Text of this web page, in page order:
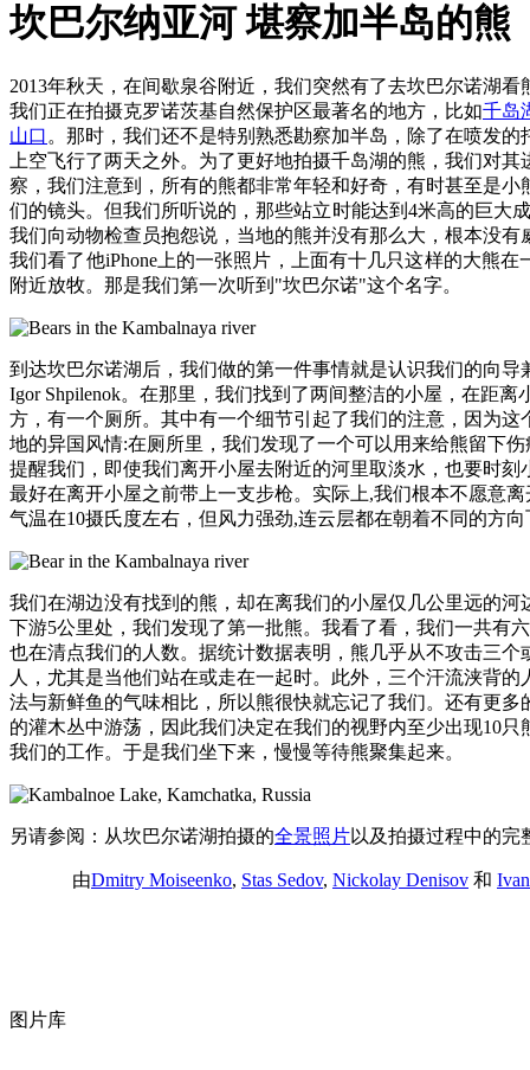
坎巴尔纳亚河 堪察加半岛的熊
2013年秋天，在间歇泉谷附近，我们突然有了去坎巴尔诺湖看
我们正在拍摄克罗诺茨基自然保护区最著名的地方，比如千岛
山口 。那时，我们还不是特别熟悉勘察加半岛，除了在喷发的
上空飞行了两天之外。为了更好地拍摄千岛湖的熊，我们对其
察，我们注意到，所有的熊都非常年轻和好奇，有时甚至是小
们的镜头。但我们所听说的，那些站立时能达到4米高的巨大
我们向动物检查员抱怨说，当地的熊并没有那么大，根本没有
我们看了他iPhone上的一张照片，上面有十几只这样的大熊在
附近放牧。那是我们第一次听到"坎巴尔诺"这个名字。
到达坎巴尔诺湖后，我们做的第一件事情就是认识我们的向导
Igor Shpilenok。在那里，我们找到了两间整洁的小屋，在距离
方，有一个厕所。其中有一个细节引起了我们的注意，因为这
地的异国风情:在厕所里，我们发现了一个可以用来给熊留下伤
提醒我们，即使我们离开小屋去附近的河里取淡水，也要时刻
最好在离开小屋之前带上一支步枪。实际上,我们根本不愿意
气温在10摄氏度左右，但风力强劲,连云层都在朝着不同的方向
我们在湖边没有找到的熊，却在离我们的小屋仅几公里远的河
下游5公里处，我们发现了第一批熊。我看了看，我们一共有
也在清点我们的人数。据统计数据表明，熊几乎从不攻击三个
人，尤其是当他们站在或走在一起时。此外，三个汗流浃背的
法与新鲜鱼的气味相比，所以熊很快就忘记了我们。还有更多
的灌木丛中游荡，因此我们决定在我们的视野内至少出现10只
我们的工作。于是我们坐下来，慢慢等待熊聚集起来。
另请参阅：从坎巴尔诺湖拍摄的全景照片以及拍摄过程中的完
由Dmitry Moiseenko, Stas Sedov, Nickolay Denisov 和
图片库